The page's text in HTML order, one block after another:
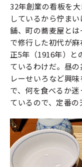
32年創業の看板を
しているから佇ま
舗、町の蕎麦屋と
で修行した初代が
正5年（1916年）と
ているわけだ。昼
レーせいろなど興
で、何を食べるか
ているので、定番の